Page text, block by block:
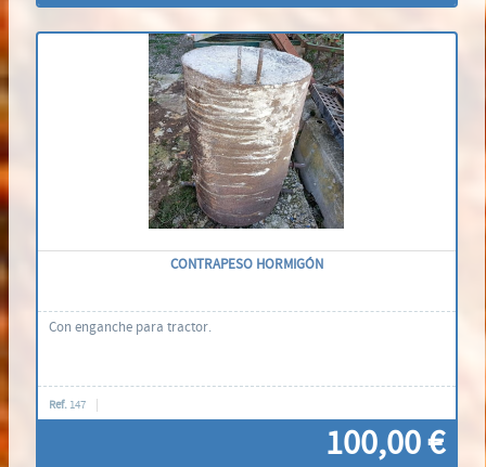
Contáctenos
CONTRAPESO HORMIGÓN
Con enganche para tractor.
Ref. 147
100,00 €